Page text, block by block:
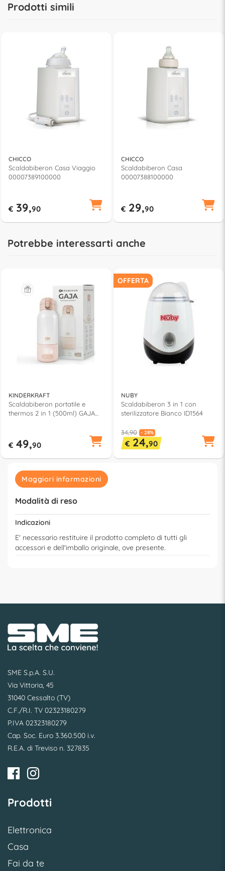
Prodotti simili
CHICCO
Scaldabiberon Casa Viaggio
00007389100000
€ 39,90
CHICCO
Scaldabiberon Casa
00007388100000
€ 29,90
Potrebbe interessarti anche
KINDERKRAFT
Scaldabiberon portatile e
thermos 2 in 1 (500ml) GAJA
€ 49,90
OFFERTA
NUBY
Scaldabiberon 3 in 1 con
sterilizzatore Bianco ID1564
34,90 - 28%
€ 24,90
Maggiori informazioni
Modalità di reso
Indicazioni
E' necessario restituire il prodotto completo di tutti gli
accessori e dell'imballo originale, ove presente.
SME S.p.A. S.U.
Via Vittoria, 45
31040 Cessalto (TV)
C.F./R.I. TV 02323180279
P.IVA 02323180279
Cap. Soc. Euro 3.360.500 i.v.
R.E.A. di Treviso n. 327835
Prodotti
Elettronica
Casa
Fai da te